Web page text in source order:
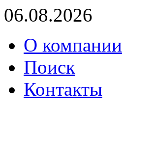
06.08.2026
О компании
Поиск
Контакты